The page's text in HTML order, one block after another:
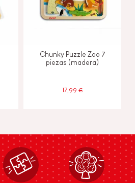
Chunky Puzzle Zoo 7
piezas (madera)
17,99 €